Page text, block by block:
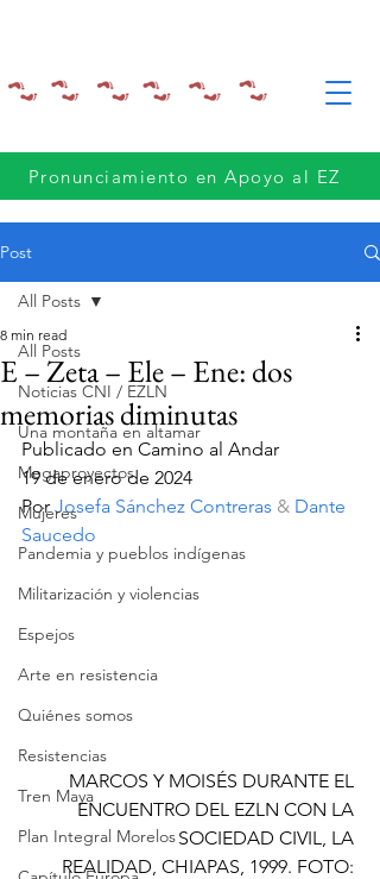
Pronunciamiento en Apoyo al EZ
Post
All Posts
Noticias CNI / EZLN
Una montaña en altamar
Megaproyectos
Mujeres
Pandemia y pueblos indígenas
Militarización y violencias
Espejos
Arte en resistencia
Quiénes somos
Resistencias
Tren Maya
Plan Integral Morelos
All Posts
E – Zeta – Ele – Ene: dos
memorias diminutas
8 min read
Publicado en Camino al Andar
19 de enero de 2024
Por Josefa Sánchez Contreras & Dante
Saucedo
MARCOS Y MOISÉS DURANTE EL
ENCUENTRO DEL EZLN CON LA
SOCIEDAD CIVIL, LA
REALIDAD, CHIAPAS, 1999. FOTO: